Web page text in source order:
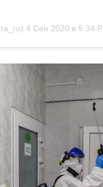
4 Сен 2020 в 5:34 PDT